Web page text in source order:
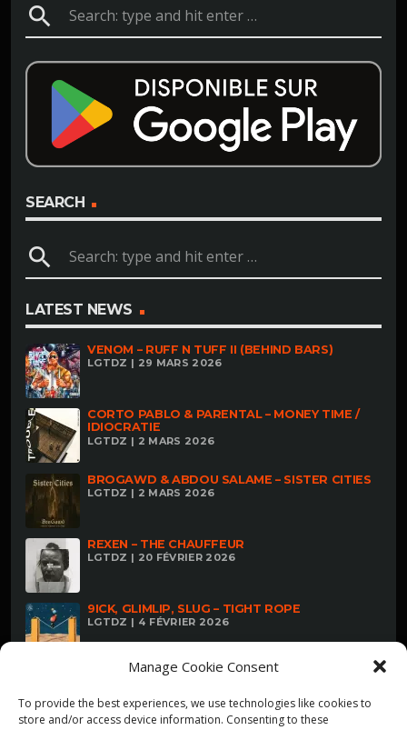
Manage Cookie Consent
To provide the best experiences, we use technologies like cookies to
store and/or access device information. Consenting to these
search
SEARCH
search
LATEST NEWS
VENOM – RUFF N TUFF II (BEHIND BARS)
LGTDZ | 29 MARS 2026
CORTO PABLO & PARENTAL – MONEY TIME /
IDIOCRATIE
LGTDZ | 2 MARS 2026
BROGAWD & ABDOU SALAME – SISTER CITIES
LGTDZ | 2 MARS 2026
REXEN – THE CHAUFFEUR
LGTDZ | 20 FÉVRIER 2026
9ICK, GLIMLIP, SLUG – TIGHT ROPE
LGTDZ | 4 FÉVRIER 2026